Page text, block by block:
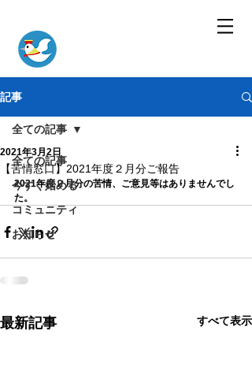
記事
全ての記事
今すぐ始める
コミュニティ
お知らせ
全ての記事
【苦情窓口】2021年度２月分ご報告
2021年3月2日
2021年度２月分の苦情、ご意見等はありませんでし
た。
最新記事 すべて表示